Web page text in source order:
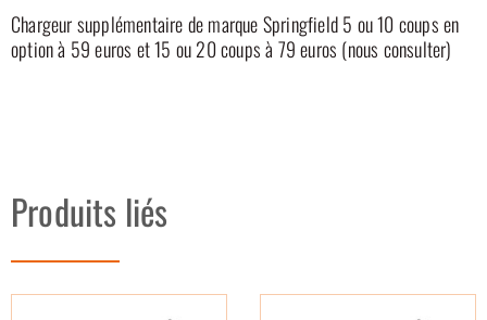
Chargeur supplémentaire de marque Springfield 5 ou 10 coups en
option à 59 euros et 15 ou 20 coups à 79 euros (nous consulter)
Produits liés